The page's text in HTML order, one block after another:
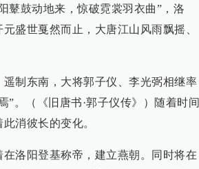
鼙鼓动地来，惊破霓裳羽衣曲”，洛
盛世戛然而止，大唐江山风雨飘摇、
制东南，大将郭子仪、李光弼相继率
”。（《旧唐书·郭子仪传》）随着时间
消彼长的变化。
洛阳登基称帝，建立燕朝。同时将在